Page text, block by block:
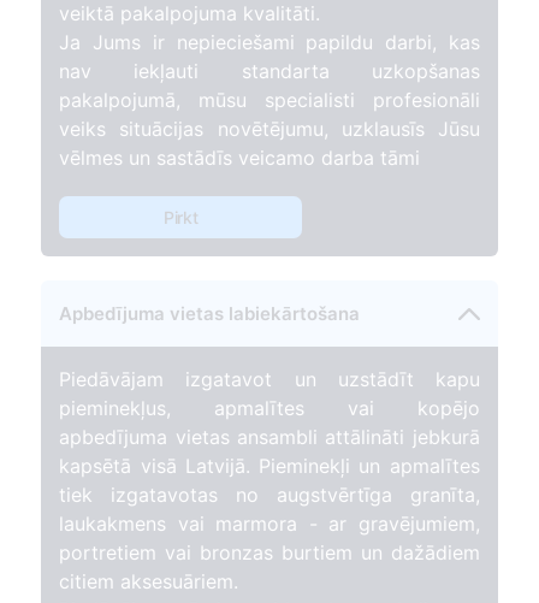
veiktā pakalpojuma kvalitāti.
Ja Jums ir nepieciešami papildu darbi, kas
nav iekļauti standarta uzkopšanas
pakalpojumā, mūsu specialisti profesionāli
veiks situācijas novētējumu, uzklausīs Jūsu
vēlmes un sastādīs veicamo darba tāmi
Pirkt
Apbedījuma vietas labiekārtošana
Piedāvājam izgatavot un uzstādīt kapu
pieminekļus, apmalītes vai kopējo
apbedījuma vietas ansambli attālināti jebkurā
kapsētā visā Latvijā. Pieminekļi un apmalītes
tiek izgatavotas no augstvērtīga granīta,
laukakmens vai marmora - ar gravējumiem,
portretiem vai bronzas burtiem un dažādiem
citiem aksesuāriem.